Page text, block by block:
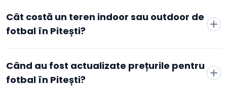
Cât costă un teren indoor sau outdoor de
fotbal în Pitești?
Când au fost actualizate prețurile pentru
fotbal în Pitești?